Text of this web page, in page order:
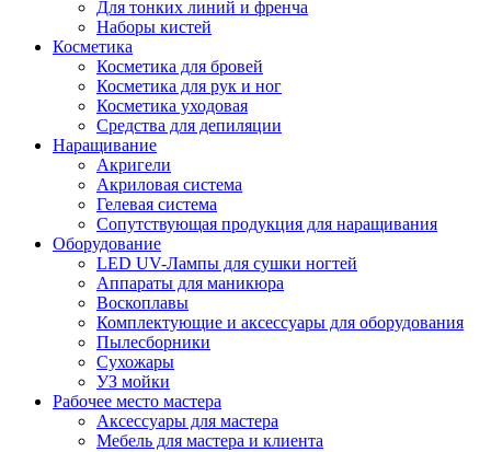
Для тонких линий и френча
Наборы кистей
Косметика
Косметика для бровей
Косметика для рук и ног
Косметика уходовая
Средства для депиляции
Наращивание
Акригели
Акриловая система
Гелевая система
Сопутствующая продукция для наращивания
Оборудование
LED UV-Лампы для сушки ногтей
Аппараты для маникюра
Воскоплавы
Комплектующие и аксессуары для оборудования
Пылесборники
Сухожары
УЗ мойки
Рабочее место мастера
Аксессуары для мастера
Мебель для мастера и клиента